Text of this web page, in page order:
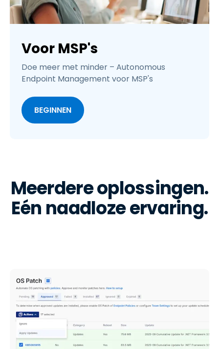
Voor MSP's
Doe meer met minder – Autonomous
Endpoint Management voor MSP's
BEGINNEN
Meerdere oplossingen.
Eén naadloze ervaring.